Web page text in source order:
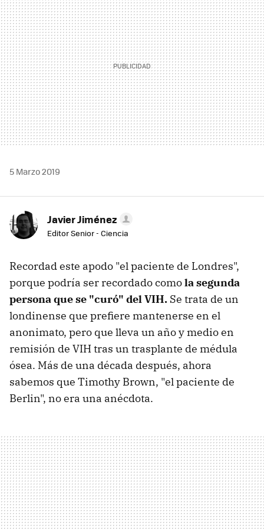
5 Marzo 2019
Javier Jiménez
Editor Senior - Ciencia
Recordad este apodo "el paciente de Londres",
porque podría ser recordado comola segunda
persona que se "curó" del VIH. Se trata de un
londinense que prefiere mantenerse en el
anonimato, pero que lleva un año y medio en
remisión de VIH tras un trasplante de médula
ósea. Más de una década después, ahora
sabemos que Timothy Brown, "el paciente de
Berlin", no era una anécdota.